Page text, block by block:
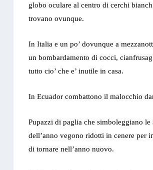
globo oculare al centro di cerchi bianch
trovano ovunque.
In Italia e un po’ dovunque a
un bombardamento di cocci,
tutto cio’ che e’ inutile in casa.
In Ecuador combattono il malocchio
Pupazzi di paglia che simboleggiano le
dell’anno vegono ridotti in cenere per
di tornare nell’anno nuovo.